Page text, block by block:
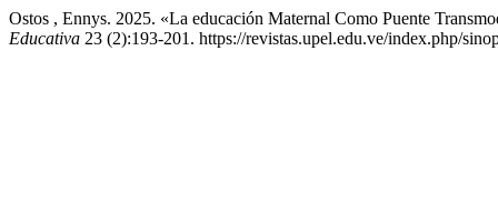
Ostos , Ennys. 2025. «La educación Maternal Como Puente
Educativa 23 (2):193-201. https://revistas.upel.edu.ve/index.php/